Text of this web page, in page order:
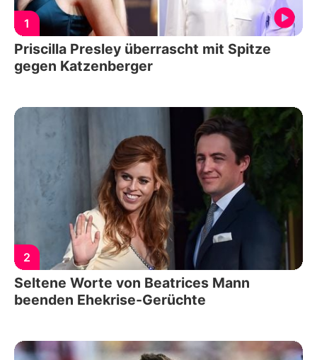
1
Priscilla Presley überrascht mit Spitze
gegen Katzenberger
2
Seltene Worte von Beatrices Mann
beenden Ehekrise-Gerüchte